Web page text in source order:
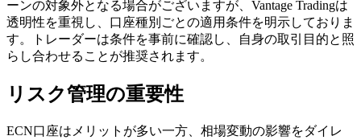
ーンの対象外となる場合がございますが、Vantage Tradingは
透明性を重視し、口座種別ごとの適用条件を明示しておりま
す。トレーダーは条件を事前に確認し、自身の取引目的と照
らし合わせることが推奨されます。
リスク管理の重要性
ECN口座はメリットが多い一方、相場変動の影響をダイレ